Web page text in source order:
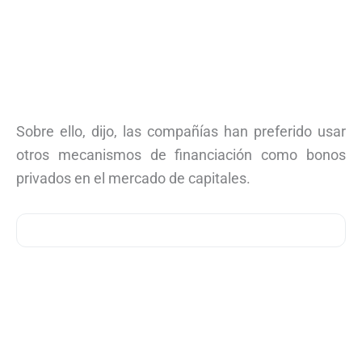
Sobre ello, dijo, las compañías han preferido usar
otros mecanismos de financiación como bonos
privados en el mercado de capitales.